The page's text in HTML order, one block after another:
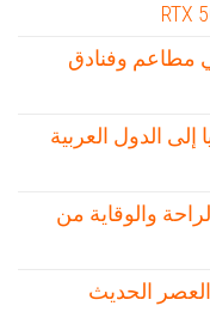
مطاعم وفنادق
الدول العربية
والوقاية من
الحديث